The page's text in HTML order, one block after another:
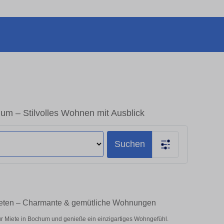
– Stilvolles Wohnen mit Ausblick
Suchen
– Charmante & gemütliche Wohnungen
in Bochum und genieße ein einzigartiges Wohngefühl.